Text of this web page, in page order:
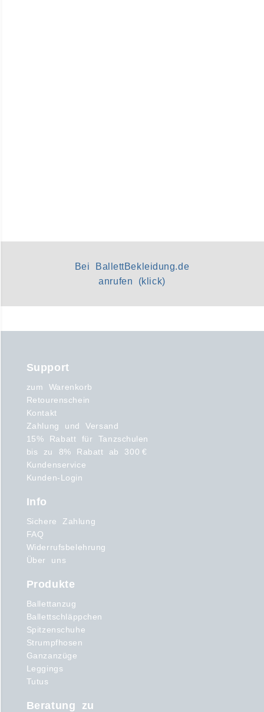
Bei BallettBekleidung.de
anrufen (klick)
Support
zum Warenkorb
Retourenschein
Kontakt
Zahlung und Versand
15% Rabatt für Tanzschulen
bis zu 8% Rabatt ab 300 €
Kundenservice
Kunden-Login
Info
Sichere Zahlung
FAQ
Widerrufsbelehrung
Über uns
Produkte
Ballettanzug
Ballettschläppchen
Spitzenschuhe
Strumpfhosen
Ganzanzüge
Leggings
Tutus
Beratung zu